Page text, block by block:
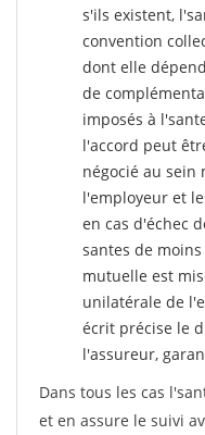
s'ils existent,
convention
dont elle
de
imposés à
l'accord peut
négocié au sein
l'employeur et
en cas d'échec
santes de
mutuelle est
unilatérale de
écrit précise le
l'assureur,
Dans tous les cas
et en assure le suivi